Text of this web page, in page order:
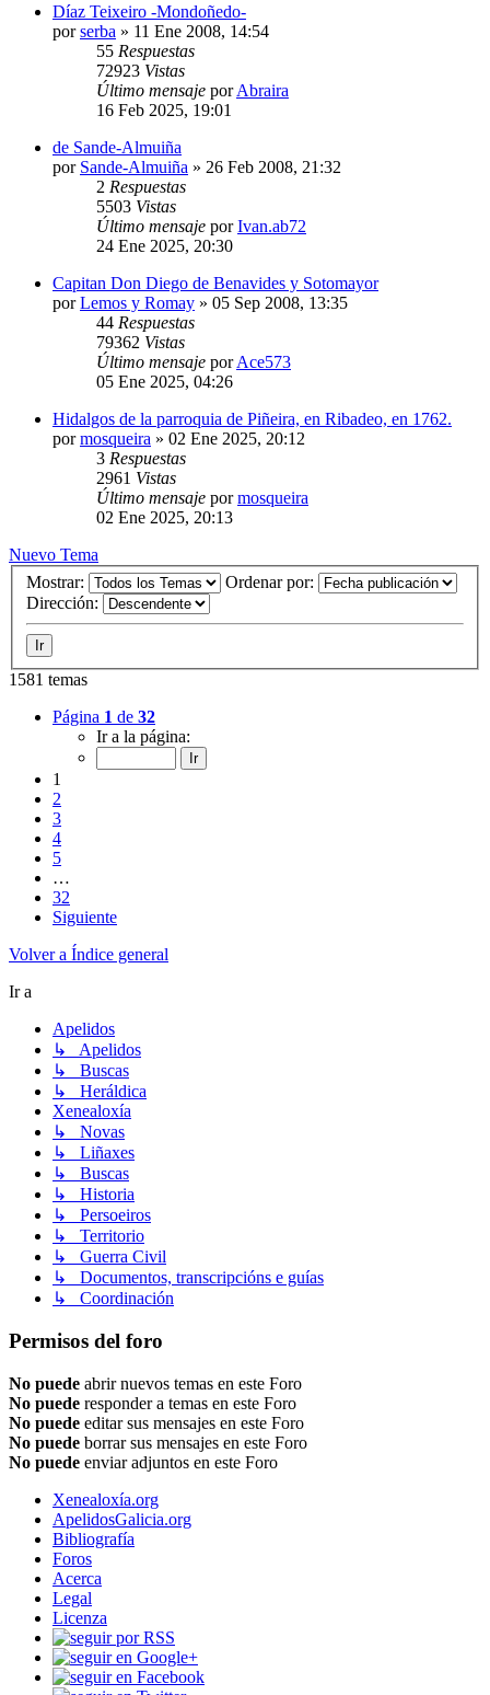
Díaz Teixeiro -Mondoñedo-
porserba » 11 Ene 2008, 14:54
55 Respuestas
72923 Vistas
Último mensaje porAbraira
16 Feb 2025, 19:01
de Sande-Almuiña
por Sande-Almuiña » 26 Feb 2008, 21:32
2 Respuestas
5503 Vistas
Último mensaje porIvan.ab72
24 Ene 2025, 20:30
Capitan Don Diego de Benavides y Sotomayor
porLemos y Romay » 05 Sep 2008, 13:35
44 Respuestas
79362 Vistas
Último mensaje porAce573
05 Ene 2025, 04:26
Hidalgos de la parroquia de Piñeira, en Ribadeo, en 1762.
pormosqueira » 02 Ene 2025, 20:12
3 Respuestas
2961 Vistas
Último mensaje pormosqueira
02 Ene 2025, 20:13
Nuevo Tema
Mostrar:
Ordenar por:
Dirección:
1581 temas
Página 1 de 32
Ir a la página:
1
2
3
4
5
…
32
Siguiente
Volver a Índice general
Ir a
Apelidos
↳ Apelidos
↳ Buscas
↳ Heráldica
Xenealoxía
↳ Novas
↳ Liñaxes
↳ Buscas
↳ Historia
↳ Persoeiros
↳ Territorio
↳ Guerra Civil
↳ Documentos, transcripcións e guías
↳ Coordinación
Permisos del foro
No puede abrir nuevos temas en este Foro
No puede responder a temas en este Foro
No puede editar sus mensajes en este Foro
No puede borrar sus mensajes en este Foro
No puede enviar adjuntos en este Foro
Xenealoxía.org
ApelidosGalicia.org
Bibliografía
Foros
Acerca
Legal
Licenza